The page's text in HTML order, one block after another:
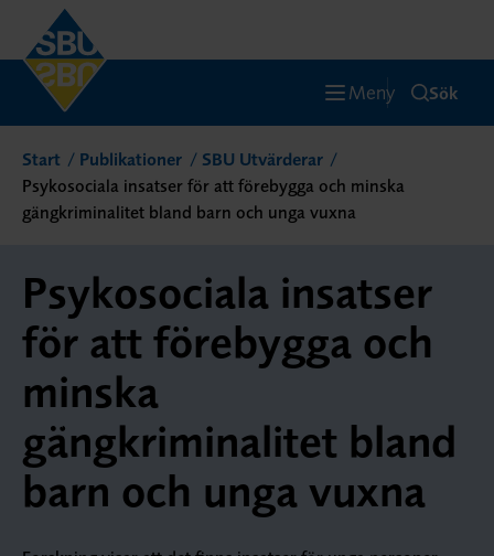
Meny Sök
Start Publikationer
SBU Utvärderar
Psykosociala insatser för att förebygga och minska
gängkriminalitet bland barn och unga vuxna
Psykosociala insatser
för att förebygga och
minska
gängkriminalitet bland
barn och unga vuxna